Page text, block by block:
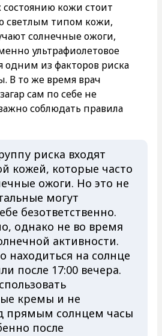
кожи стоит
светлым типом кожи,
солнечные ожоги,
ультрафиолетовое
одним из факторов риска
В то же время врач
сам по себе не
соблюдать правила
риска входят
кожей, которые часто
ожоги. Но это не
могут
безответственно.
однако не во время
активности.
находиться на солнце
после 17:00 вечера.
кремы и не
прямым солнцем часы
после